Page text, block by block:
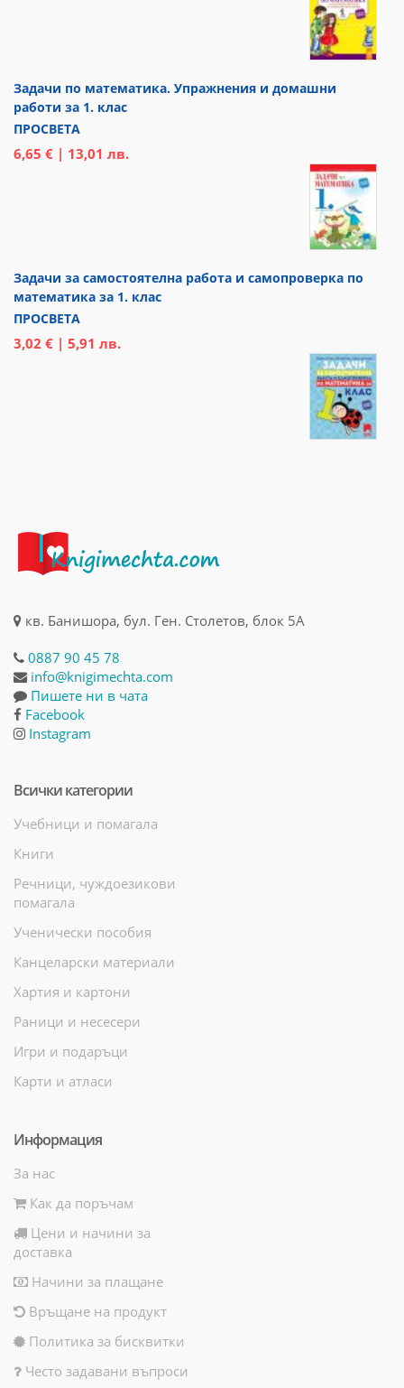
Задачи по математика. Упражнения и домашни
работи за 1. клас
ПРОСВЕТА
6,65 € | 13,01 лв.
Задачи за самостоятелна работа и самопроверка по
математика за 1. клас
ПРОСВЕТА
3,02 € | 5,91 лв.
кв. Банишора, бул. Ген. Столетов, блок 5А
0887 90 45 78
info@knigimechta.com
Пишете ни в чата
Facebook
Instagram
Всички категории
Учебници и помагала
Книги
Речници, чуждоезикови
помагала
Ученически пособия
Канцеларски материали
Хартия и картони
Раници и несесери
Игри и подаръци
Карти и атласи
Информация
За нас
Как да поръчам
Цени и начини за
доставка
Начини за плащане
Връщане на продукт
Политика за бисквитки
Често задавани въпроси